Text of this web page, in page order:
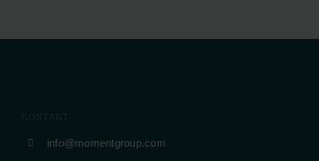
info@momentgroup.com